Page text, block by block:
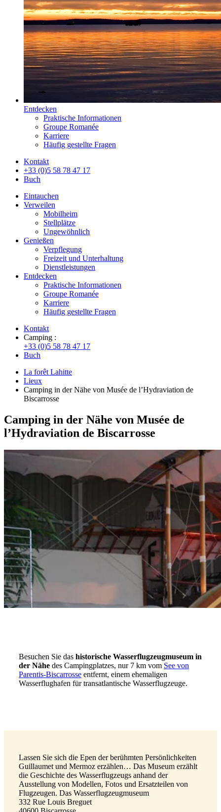
Entdecken
Praktische Informationen
Groupe Romanée
Karriere
Häufig gestellte Fragen
Kontakt
+33 (0)5 58 78 47 17
Buch
Eintauchen
Verweilen
Mobilheim
Stellplätze
Ungewöhnlich
Genießen
Verpflegung
Freizeit und Unterhaltung
Dienstleistungen
Entdecken
Praktische Informationen
Groupe Romanée
Karriere
Häufig gestellte Fragen
Kontakt
Camping :
+33 (0)5 58 78 47 17
Buch
La forêt Lahitte
Lieux
Camping in der Nähe von Musée de l’Hydraviation de
Biscarrosse
Camping in der Nähe von Musée de
l’Hydraviation de Biscarrosse
Besuchen Sie das historische Wasserflugzeugmuseum in
der Nähe des Campingplatzes, nur 7 km vom See von
Parentis-Biscarrosse entfernt, einem ehemaligen
Wasserflughafen für transatlantische Wasserflugzeuge.
Lassen Sie sich die Epen der berühmten Persönlichkeiten
Guillaumet und Mermoz erzählen… Das Museum erzählt
die Geschichte des Wasserflugzeugs anhand der
Ausstellung von Modellen, Fotos und Ersatzteilen von
Flugzeugen. Das Wasserflugzeugmuseum
332 Rue Louis Breguet